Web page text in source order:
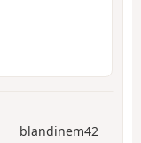
blandinem42